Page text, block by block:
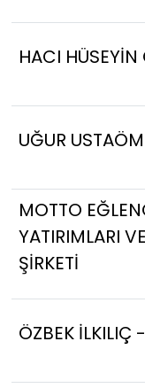
HACI HÜSEYİN
UĞUR
MOTTO
YATIRIMLARI
ŞİRKETİ
ÖZBEK İLKILIÇ